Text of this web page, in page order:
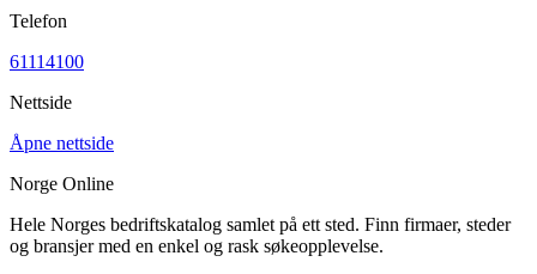
Telefon
61114100
Nettside
Åpne nettside
Norge Online
Hele Norges bedriftskatalog samlet på ett sted. Finn firmaer, steder
og bransjer med en enkel og rask søkeopplevelse.